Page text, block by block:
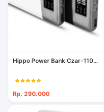
Hippo Power Bank Czar-110...
Rp. 290.000